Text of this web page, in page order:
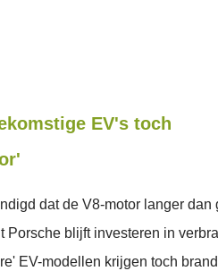
EV's toch
dat de V8-motor langer dan
Porsche blijft investeren in
EV-modellen krijgen toch